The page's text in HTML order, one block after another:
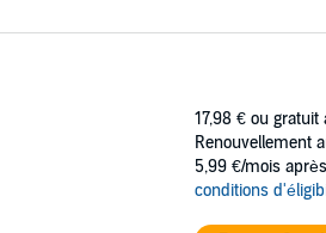
17,98 € ou gratuit
Renouvellement
5,99 €/mois
conditions